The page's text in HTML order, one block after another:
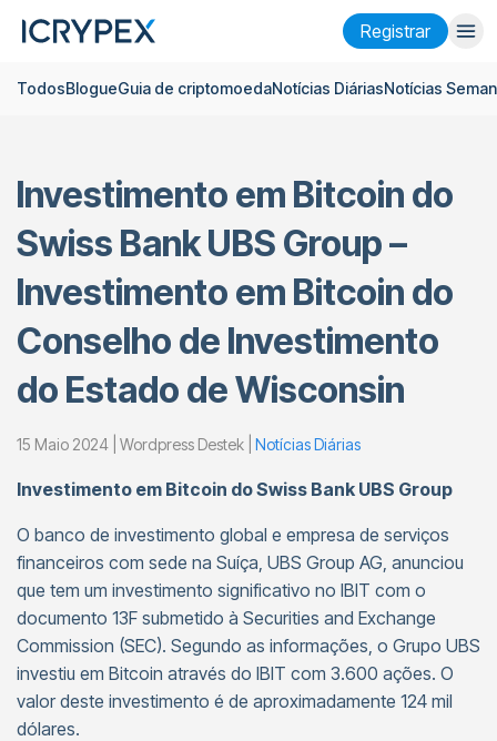
Registrar
Entrar Registrar
Empresa
Pesquisar
Ajuda
Futurosx50
TodosBlogueGuia de criptomoedaNotícias DiáriasNotícias
Investimento em Bitcoin do
Swiss Bank UBS Group –
Investimento em Bitcoin do
Conselho de Investimento
do Estado de Wisconsin
15 Maio 2024 | Wordpress Destek | Notícias Diárias
Investimento em Bitcoin do Swiss Bank UBS Group
O banco de investimento global e empresa de serviços
financeiros com sede na Suíça, UBS Group AG, anunciou
que tem um investimento significativo no IBIT com o
documento 13F submetido à Securities and Exchange
Commission (SEC). Segundo as informações, o Grupo UBS
investiu em Bitcoin através do IBIT com 3.600 ações. O
valor deste investimento é de aproximadamente 124 mil
dólares.